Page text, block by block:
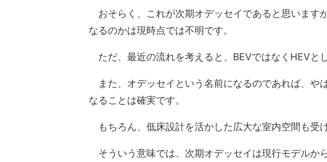
おそらく、これが次期オデッセイであると思います
なるのかは現時点では不明です。
ただ、最近の流れを考えると、BEVではなくHEVと
また、オデッセイという名前になるのであれば、や
なることは確実です。
もちろん、低床設計を活かした広大な室内空間も受
そういう意味では、次期オデッセイは現行モデルか